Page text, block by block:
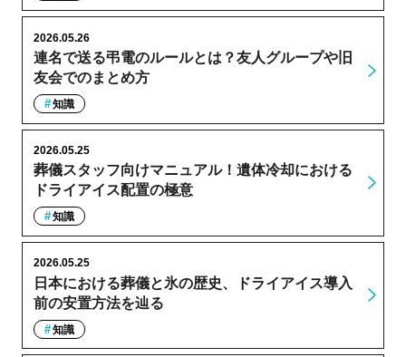
連名で送る弔電のルールとは？友人グループや旧
友会でのまとめ方
2026.05.26
知識
葬儀スタッフ向けマニュアル！遺体冷却における
ドライアイス配置の極意
2026.05.25
知識
日本における葬儀と氷の歴史、ドライアイス導入
前の安置方法を辿る
2026.05.25
知識